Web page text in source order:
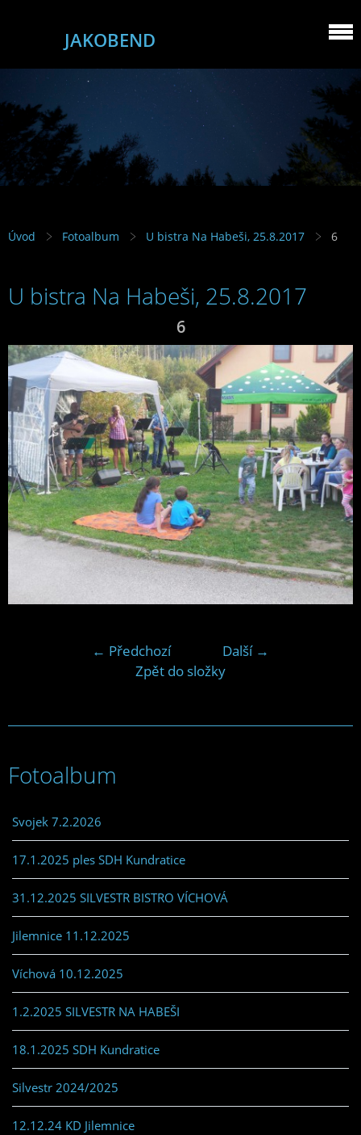
JAKOBEND
Úvod Fotoalbum U bistra Na Habeši, 25.8.2017 6
U bistra Na Habeši, 25.8.2017
6
← Předchozí
Další →
Zpět do složky
Fotoalbum
Svojek 7.2.2026
17.1.2025 ples SDH Kundratice
31.12.2025 SILVESTR BISTRO VÍCHOVÁ
Jilemnice 11.12.2025
Víchová 10.12.2025
1.2.2025 SILVESTR NA HABEŠI
18.1.2025 SDH Kundratice
Silvestr 2024/2025
12.12.24 KD Jilemnice